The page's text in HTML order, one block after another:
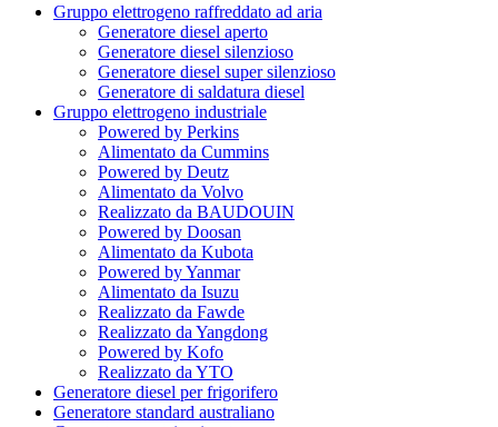
Gruppo elettrogeno raffreddato ad aria
Generatore diesel aperto
Generatore diesel silenzioso
Generatore diesel super silenzioso
Generatore di saldatura diesel
Gruppo elettrogeno industriale
Powered by Perkins
Alimentato da Cummins
Powered by Deutz
Alimentato da Volvo
Realizzato da BAUDOUIN
Powered by Doosan
Alimentato da Kubota
Powered by Yanmar
Alimentato da Isuzu
Realizzato da Fawde
Realizzato da Yangdong
Powered by Kofo
Realizzato da YTO
Generatore diesel per frigorifero
Generatore standard australiano